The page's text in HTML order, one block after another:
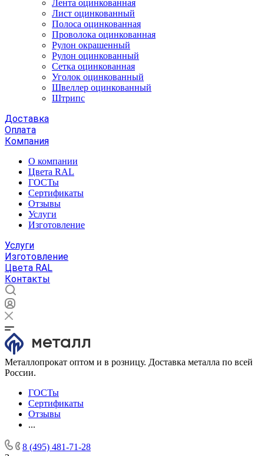
Лента оцинкованная
Лист оцинкованный
Полоса оцинкованная
Проволока оцинкованная
Рулон окрашенный
Рулон оцинкованный
Сетка оцинкованная
Уголок оцинкованный
Швеллер оцинкованный
Штрипс
Доставка
Оплата
Компания
О компании
Цвета RAL
ГОСТы
Сертификаты
Отзывы
Услуги
Изготовление
Услуги
Изготовление
Цвета RAL
Контакты
Металлопрокат оптом и в розницу. Доставка металла по всей
России.
ГОСТы
Сертификаты
Отзывы
...
8 (495) 481-71-28